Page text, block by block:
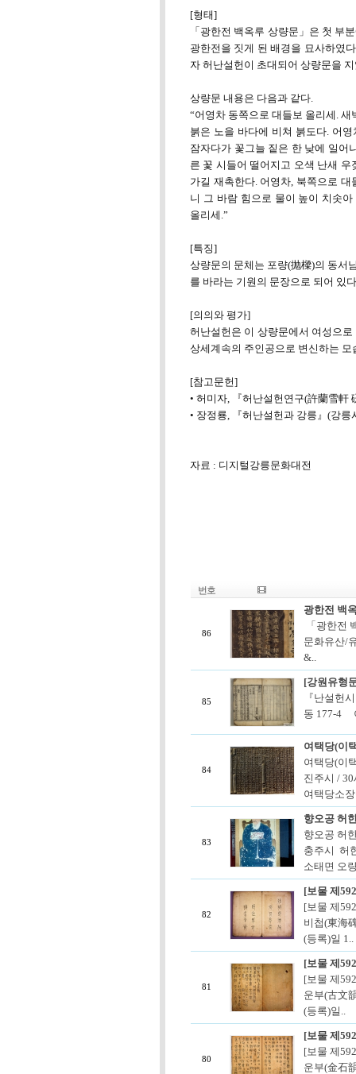
[형태]
「광한전 백옥루 상량문」은 첫 부
광한전을 짓게 된 배경을 묘사하였
자 허난설헌이 초대되어 상량문을
상량문 내용은 다음과 같다.
“어영차 동쪽으로 대들보 올리세.
붉은 노을 바다에 비쳐 붉도다. 어
잠자다가 꽃그늘 짙은 한 낮에 일어
른 꽃 시들어 떨어지고 오색 난새
가길 재촉한다. 어영차, 북쪽으로
니 그 바람 힘으로 물이 높이 치솟
올리세.”
[특징]
상량문의 문체는 포량(抛樑)의 동서
를 바라는 기원의 문장으로 되어 있
[의의와 평가]
허난설헌은 이 상량문에서 여성으
상세계속의 주인공으로 변신하는
[참고문헌]
• 허미자, 『허난설헌연구(許蘭雪軒
• 장정룡, 『허난설헌과 강릉』(강릉
자료 : 디지털강릉문화대전
번호
86
광한전 백
「광한전
문화유산/
&..
85
[강원유형
『난설헌
동 177-4
84
여택당(이
여택당(이
진주시 /
여택당소
83
향오공 허
향오공 허
충주시 허
소태면 오
82
[보물 제
[보물 제
비첩(東海
(등록)일 1..
81
[보물 제
[보물 제
운부(古文
(등록)일..
80
[보물 제
[보물 제
운부(金石